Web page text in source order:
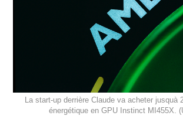
La start-up derrière Claude va acheter
énergétique en GPU Instinct MI455X.